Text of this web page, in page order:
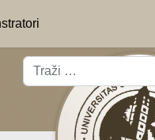
Traži
Type 2 or more